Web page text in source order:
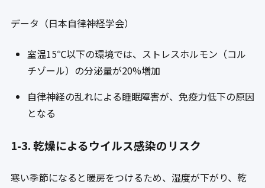
データ（日本自律神経学会）
室温15℃以下の環境では、ストレスホルモン（コル
チゾール）の分泌量が20%増加
自律神経の乱れによる睡眠障害が、免疫力低下の原因
となる
1-3. 乾燥によるウイルス感染のリスク
寒い季節になると暖房をつけるため、湿度が下がり、乾